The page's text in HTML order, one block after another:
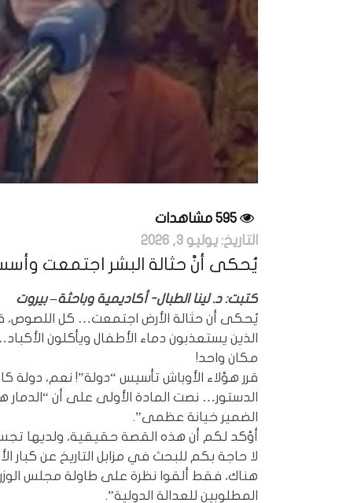
التاريخ: يوليو 3, 2026
يُحكى أنَّ حثالة البشر اجتمعت
كتبت: د. لينا الطبال- أكاديمية وباحثة– بيروت
يُحكى أن حثالة الأرض اجتمعت… كل اللصوص،
الذين يستعذبون دماء الأطفال ويأكلون
مكان واحد!
قرر هؤلاء الأوباش تأسيس “دولة”! نعم،
الدستور… نصت المادة الأولى على أن “الدمار
الضمير خيانة عظمى”.
أؤكد لكم أن هذه القصة حقيقية، ولديها
لا حاجة بكم للبحث في مزابل التاريخ عن كبار
هناك، فقط ألقوا نظرة على طاولة مجلس
المطلوبين للعدالة الدولية”.